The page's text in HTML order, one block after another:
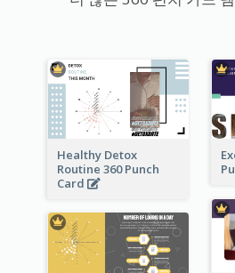
Healthy Detox
Routine 360 Punch
Card